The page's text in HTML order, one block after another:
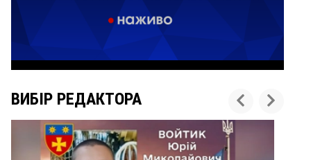
ВИБІР РЕДАКТОРА